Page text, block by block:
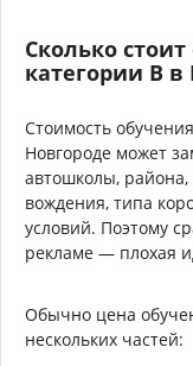
Сколько
категории B
Стоимость
Новгороде может
автошколы, района,
вождения, типа
условий. Поэтому
рекламе — плохая
Обычно цена
нескольких частей: